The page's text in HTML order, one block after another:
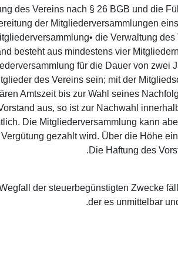
des Vereins nach § 26 BGB und die
der Mitgliederversammlungen
• die Verwaltung
für die Dauer von
des Vereins sein; mit der
Amtszeit bis zur Wahl seines
aus, so ist zur Nachwahl
Die Mitgliederversammlung kann
gezahlt wird. Über die Höhe
der steuerbegünstigten Zwecke
der es unmittelbar